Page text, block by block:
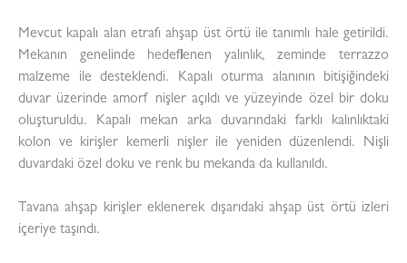
Mevcut kapalı alan etrafı ahşap üst örtü ile tanımlı hale getirildi.
Mekanın genelinde hedeflenen yalınlık, zeminde terrazzo
malzeme ile desteklendi. Kapalı oturma alanının bitişiğindeki
duvar üzerinde amorf nişler açıldı ve yüzeyinde özel bir doku
oluşturuldu. Kapalı mekan arka duvarındaki farklı kalınlıktaki
kolon ve kirişler kemerli nişler ile yeniden düzenlendi. Nişli
duvardaki özel doku ve renk bu mekanda da kullanıldı.
Tavana ahşap kirişler eklenerek dışarıdaki ahşap üst örtü izleri
içeriye taşındı.